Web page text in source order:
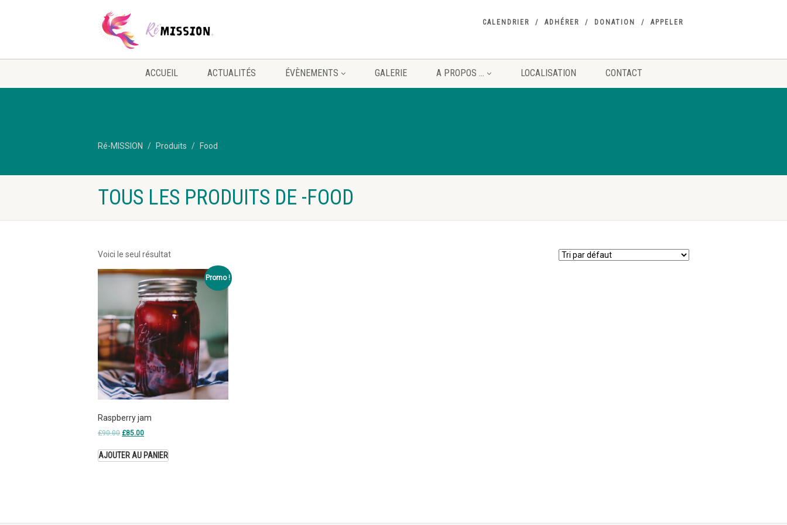
CALENDRIER ADHÉRER DONATION APPELER
ACCUEIL ACTUALITÉS ÉVÈNEMENTS GALERIE A PROPOS … LOCALISATION CONTACT
Ré-MISSION Produits Food
TOUS LES PRODUITS DE -FOOD
Voici le seul résultat
Promo !
Raspberry jam
£90.00 £85.00
AJOUTER AU PANIER